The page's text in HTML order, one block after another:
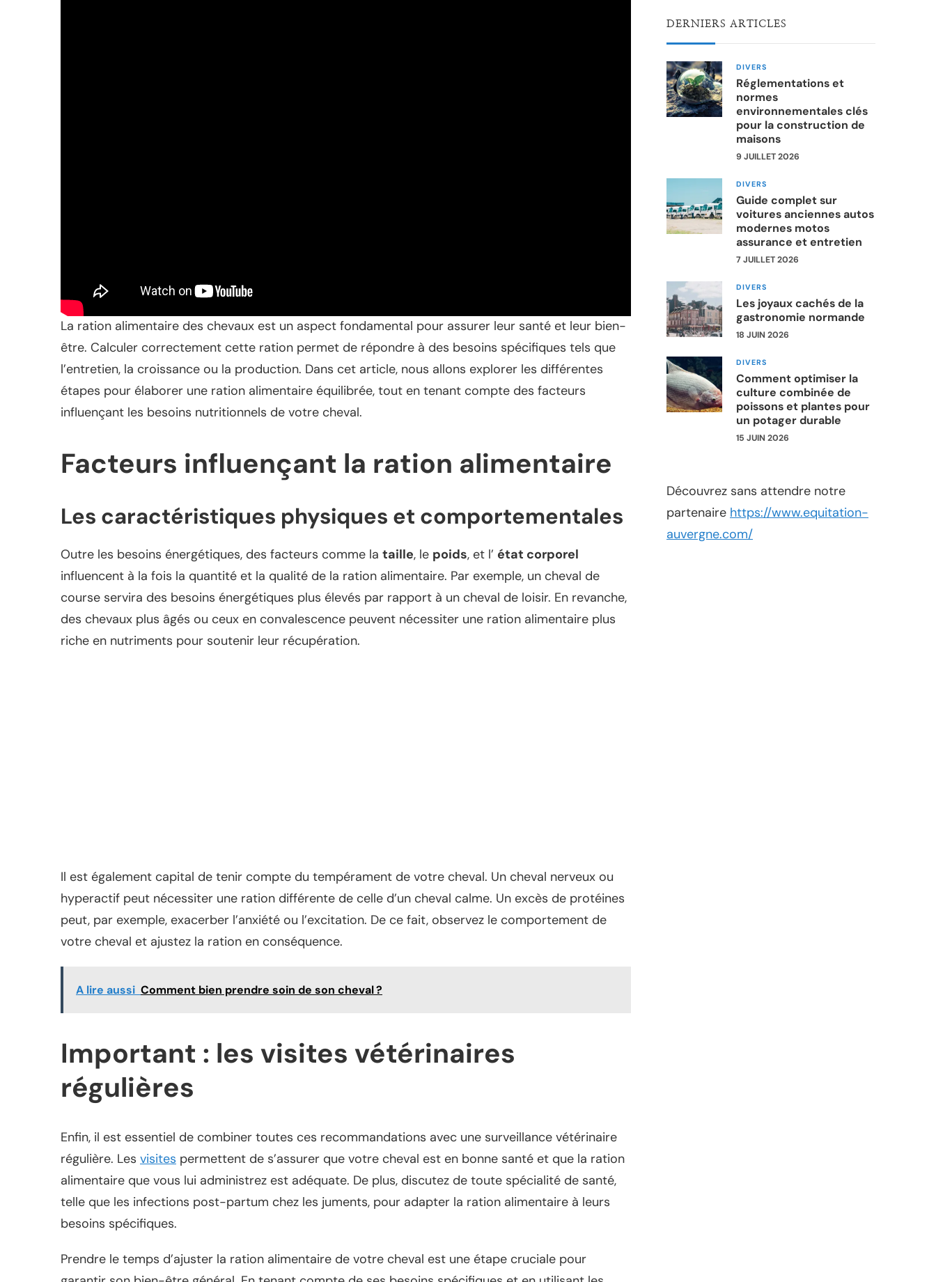
La ration alimentaire des chevaux est un aspect fondamental pour assurer leur santé et leur bien-
être. Calculer correctement cette ration permet de répondre à des besoins spécifiques tels que
l’entretien, la croissance ou la production. Dans cet article, nous allons explorer les différentes
étapes pour élaborer une ration alimentaire équilibrée, tout en tenant compte des facteurs
influençant les besoins nutritionnels de votre cheval.
Facteurs influençant la ration alimentaire
Les caractéristiques physiques et comportementales
Outre les besoins énergétiques, des facteurs comme la taille, le poids, et l’ état corporel
influencent à la fois la quantité et la qualité de la ration alimentaire. Par exemple, un cheval de
course servira des besoins énergétiques plus élevés par rapport à un cheval de loisir. En revanche,
des chevaux plus âgés ou ceux en convalescence peuvent nécessiter une ration alimentaire plus
riche en nutriments pour soutenir leur récupération.
Il est également capital de tenir compte du tempérament de votre cheval. Un cheval nerveux ou
hyperactif peut nécessiter une ration différente de celle d’un cheval calme. Un excès de protéines
peut, par exemple, exacerber l’anxiété ou l’excitation. De ce fait, observez le comportement de
votre cheval et ajustez la ration en conséquence.
A lire aussi Comment bien prendre soin de son cheval ?
Important : les visites vétérinaires
régulières
Enfin, il est essentiel de combiner toutes ces recommandations avec une surveillance vétérinaire
régulière. Les visites permettent de s’assurer que votre cheval est en bonne santé et que la ration
alimentaire que vous lui administrez est adéquate. De plus, discutez de toute spécialité de santé,
telle que les infections post-partum chez les juments, pour adapter la ration alimentaire à leurs
besoins spécifiques.
Prendre le temps d’ajuster la ration alimentaire de votre cheval est une étape cruciale pour
DERNIERS ARTICLES
DIVERS
Réglementations et
normes
environnementales clés
pour la construction de
maisons
9 JUILLET 2026
DIVERS
Guide complet sur
voitures anciennes autos
modernes motos
assurance et entretien
7 JUILLET 2026
DIVERS
Les joyaux cachés de la
gastronomie normande
18 JUIN 2026
DIVERS
Comment optimiser la
culture combinée de
poissons et plantes pour
un potager durable
15 JUIN 2026
Découvrez sans attendre notre
partenaire https://www.equitation-
auvergne.com/